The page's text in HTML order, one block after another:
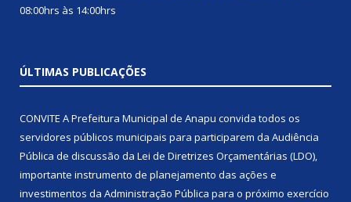
08:00hrs às 14:00hrs
ÚLTIMAS PUBLICAÇÕES
CONVITE A Prefeitura Municipal de Anapu convida todos os
servidores públicos municipais para participarem da Audiência
Pública de discussão da Lei de Diretrizes Orçamentárias (LDO),
importante instrumento de planejamento das ações e
investimentos da Administração Pública para o próximo exercício